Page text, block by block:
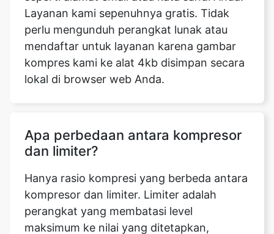
kompres kami ke alat 4kb disimpan secara
lokal di browser web Anda.
Apa perbedaan antara kompresor
kompresor dan limiter. Limiter adalah
perangkat yang membatasi level
maksimum ke nilai yang ditetapkan,
biasanya untuk menghindari overloading.
Kompresor, sebagai lawan limiter,
digunakan untuk kontrol dinamis yang